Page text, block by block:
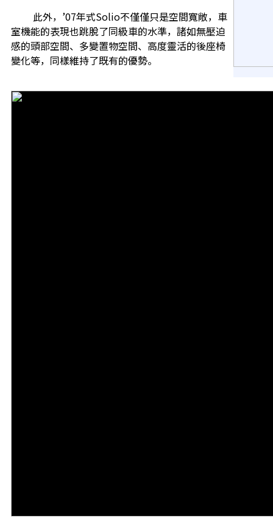
此外，’07年式Solio不僅僅只是空間寬敞，車
室機能的表現也跳脫了同級車的水準，諸如無壓迫
感的頭部空間、多變置物空間、高度靈活的後座椅
變化等，同樣維持了既有的優勢。